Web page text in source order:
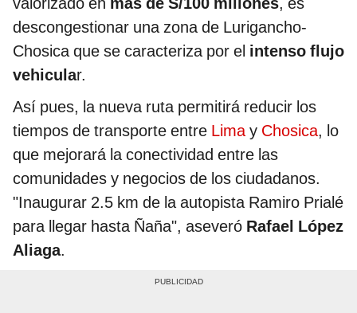
descongestionar una zona de Lurigancho-
Chosica que se caracteriza por el intenso flujo
vehicular.
Así pues, la nueva ruta permitirá reducir los
tiempos de transporte entre Limay Chosica, lo
que mejorará la conectividad entre las
comunidades y negocios de los ciudadanos.
"Inaugurar 2.5 km de la autopista Ramiro Prialé
para llegar hasta Ñaña", aseveró Rafael López
Aliaga.